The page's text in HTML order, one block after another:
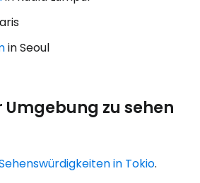
in Seoul
Umgebung zu sehen
in Tokio.